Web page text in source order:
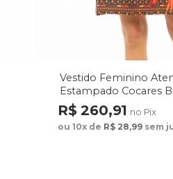
Vestido Feminino
Estampado Cocares
Fundo Verde
R$ 260,91 no Pix
ou 10x de R$ 28,99 sem